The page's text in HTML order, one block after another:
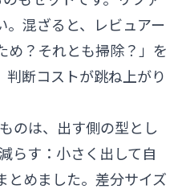
。混ざると、レビュアー
め？それとも掃除？」を
判断コストが跳ね上がり
のは、出す側の型とし
らす：小さく出して自
とめました。差分サイズ